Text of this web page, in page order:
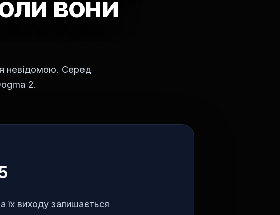
вони
невідомою. Серед
2.
їх виходу залишається